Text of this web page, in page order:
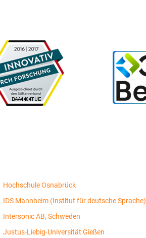
Hochschule Osnabrück
IDS Mannheim (Institut für deutsche Sprache)
Intersonic AB, Schweden
Justus-Liebig-Universität Gießen